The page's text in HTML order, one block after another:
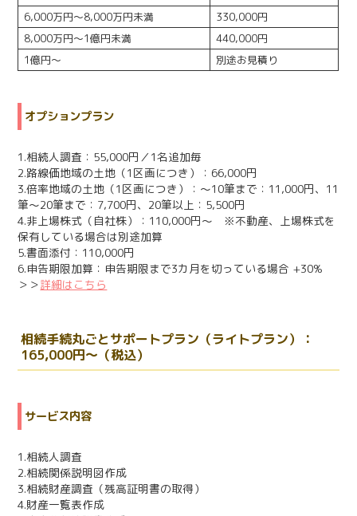
6,000万円～8,000万円未満
330,000円
8,000万円～1億円未満
440,000円
1億円～
別途お見積り
オプションプラン
1.相続人調査：55,000円／1名追加毎
2.路線価地域の土地（1区画につき）：66,000円
3.倍率地域の土地（1区画につき）：～10筆まで：11,000円、11
筆～20筆まで：7,700円、20筆以上：5,500円
4.非上場株式（自社株）：110,000円～ ※不動産、上場株式を
保有している場合は別途加算
5.書面添付：110,000円
6.申告期限加算：申告期限まで3カ月を切っている場合 +30%
＞＞ 詳細はこちら
相続手続丸ごとサポートプラン（ライトプラン）：
165,000円～（税込）
サービス内容
1.相続人調査
2.相続関係説明図作成
3.相続財産調査（残高証明書の取得）
4.財産一覧表作成